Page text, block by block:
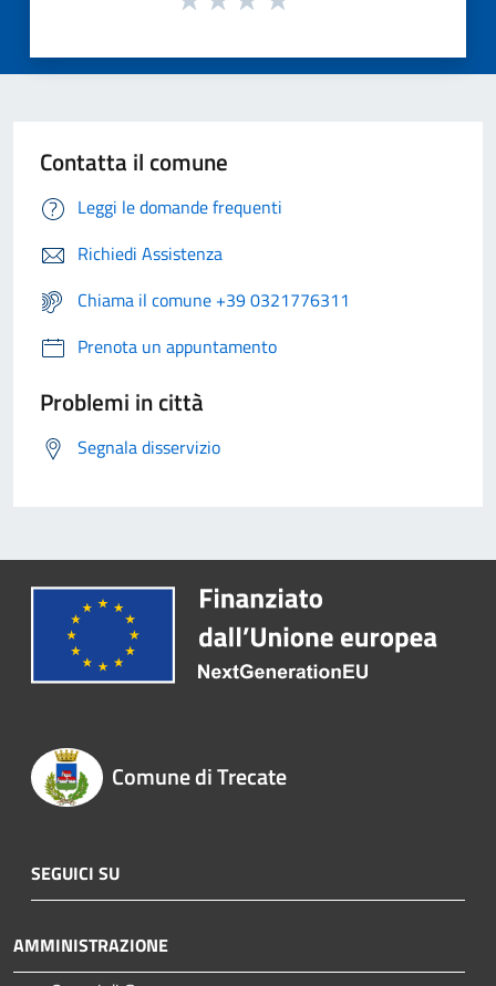
Contatta il comune
Leggi le domande frequenti
Richiedi Assistenza
Chiama il comune +39 0321776311
Prenota un appuntamento
Problemi in città
Segnala disservizio
Comune di Trecate
SEGUICI SU
AMMINISTRAZIONE